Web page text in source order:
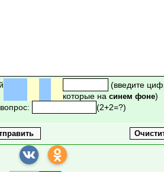
(введите
которые на синем фоне)
(2+2=?)